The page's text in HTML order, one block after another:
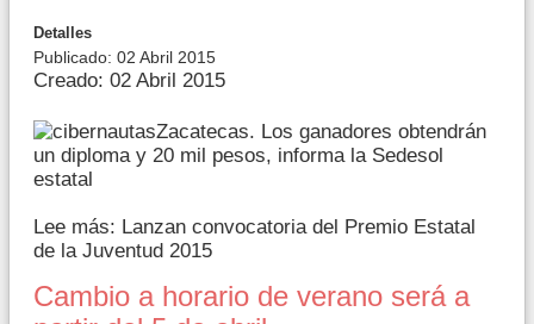
Detalles
Publicado: 02 Abril 2015
Creado: 02 Abril 2015
Zacatecas. Los ganadores obtendrán
un diploma y 20 mil pesos, informa la Sedesol
estatal
Lee más: Lanzan convocatoria del Premio Estatal
de la Juventud 2015
Cambio a horario de verano será a